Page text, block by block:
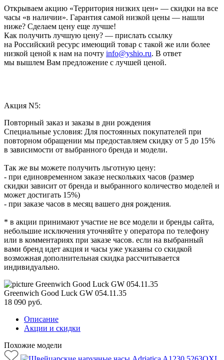
Открываем акцию «Территория низких цен» — скидки на все
часы «в наличии». Гарантия самой низкой цены — нашли
ниже? Сделаем цену еще лучше!
Как получить лучшую цену? — прислать ссылку
на Российский ресурс имеющий товар с такой же или более
низкой ценой к нам на почту info@yshio.ru. В ответ
мы вышлем Вам предложение с лучшей ценой.
Акция N5:
Повторный заказ и заказы в дни рождения
Специальные условия: Для постоянных покупателей при
повторном обращении мы предоставляем скидку от 5 до 15%
в зависимости от выбранного бренда и модели.
Так же вы можете получить льготную цену:
- при единовременном заказе нескольких часов (размер
скидки зависит от бренда и выбранного количество моделей и
может достигать 15%)
- при заказе часов в месяц вашего дня рождения.
* в акции принимают участие не все модели и бренды сайта,
небольшие исключения уточняйте у оператора по телефону
или в комментариях при заказе часов. если на выбранный
вами бренд идет акция и часы уже указаны со скидкой
возможная дополнительная скидка рассчитывается
индивидуально.
Greenwich Good Luck GW 054.11.35
18 090 руб.
Описание
Акции и скидки
Похожие модели